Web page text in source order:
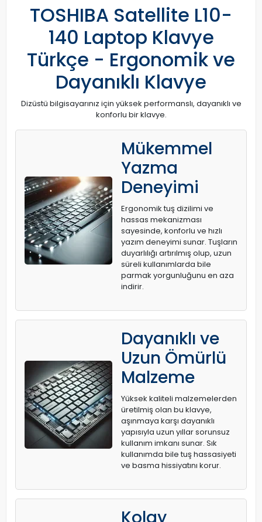
TOSHIBA Satellite L10-
140 Laptop Klavye
Türkçe - Ergonomik ve
Dayanıklı Klavye
Dizüstü bilgisayarınız için yüksek performanslı, dayanıklı ve
konforlu bir klavye.
Mükemmel
Yazma
Deneyimi
Ergonomik tuş dizilimi ve
hassas mekanizması
sayesinde, konforlu ve hızlı
yazım deneyimi sunar. Tuşların
duyarlılığı artırılmış olup, uzun
süreli kullanımlarda bile
parmak yorgunluğunu en aza
indirir.
Dayanıklı ve
Uzun Ömürlü
Malzeme
Yüksek kaliteli malzemelerden
üretilmiş olan bu klavye,
aşınmaya karşı dayanıklı
yapısıyla uzun yıllar sorunsuz
kullanım imkanı sunar. Sık
kullanımda bile tuş hassasiyeti
ve basma hissiyatını korur.